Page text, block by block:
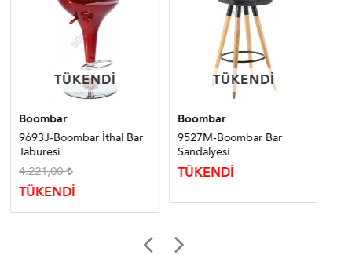
TÜKENDI
TÜKENDI
Boombar
9693J-Boombar İthal Bar
Taburesi
4.221,00
TÜKENDİ
TÜKENDI
TÜKENDI
Boombar
9527M-Boombar Bar
Sandalyesi
TÜKENDİ